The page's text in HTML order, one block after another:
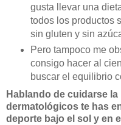
gusta llevar una
todos los productos
sin gluten y sin
Pero tampoco me
consigo hacer al
buscar el equilibrio
Hablando de cuidarse
dermatológicos te has
deporte bajo el sol y en